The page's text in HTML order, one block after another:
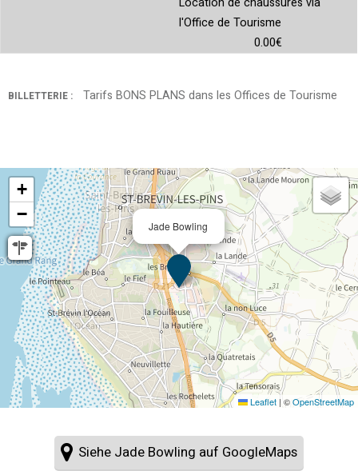
l'Office de Tourisme
0.00€
BILLETTERIE : Tarifs BONS PLANS dans les Offices de Tourisme
Jade Bowling
+
−
Leaflet | ©OpenStreetMap
Siehe Jade Bowling auf GoogleMaps